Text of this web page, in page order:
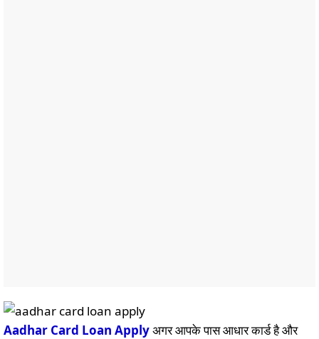
Aadhar Card Loan Applyअगर आपके पास आधार कार्ड है और